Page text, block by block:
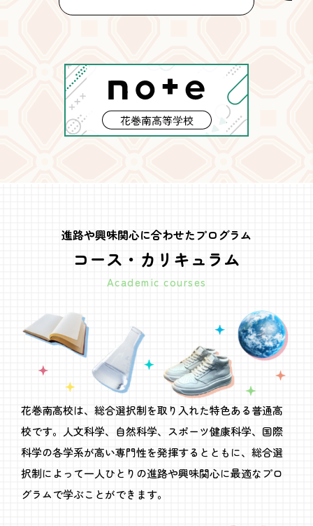
進路や興味関心に合わせたプログラム
コース・カリキュラム
Academic courses
花巻南高校は、総合選択制を取り入れた特色ある普通高
校です。人文科学、自然科学、スポーツ健康科学、国際
科学の各学系が高い専門性を発揮するとともに、総合選
択制によって一人ひとりの進路や興味関心に最適なプロ
グラムで学ぶことができます。